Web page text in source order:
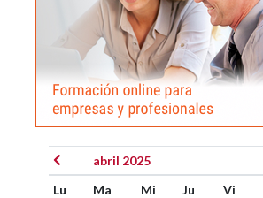
abril 2025
Lu
Ma Mi Ju Vi